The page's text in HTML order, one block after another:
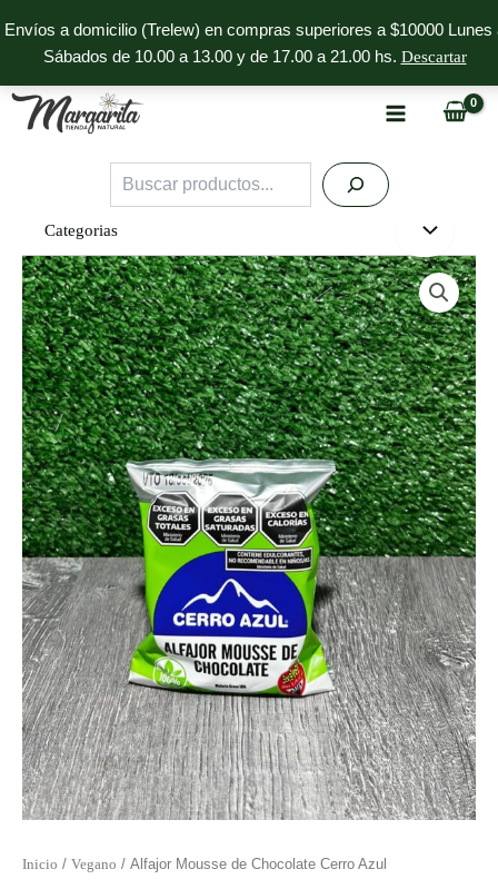
Envíos a domicilio (Trelew) en compras superiores a $10000 Lunes
Sábados de 10.00 a 13.00 y de 17.00 a 21.00 hs. Descartar
al
contenido
Buscar
Categorias
Inicio / Vegano / Alfajor Mousse de Chocolate Cerro Azul